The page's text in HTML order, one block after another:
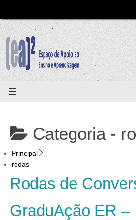
conteúdo
Categoria -
Principal
rodas
Rodas de
GraduAção ER –